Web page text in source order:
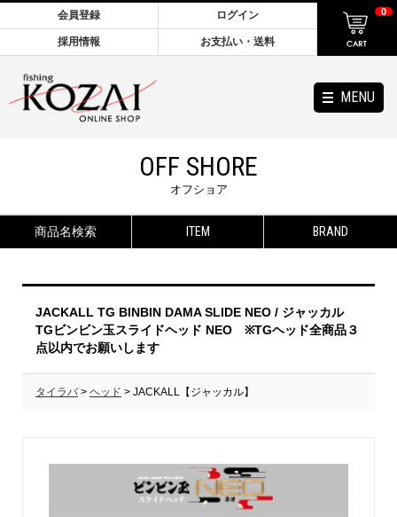
MENU
会員登録 ログイン
採用情報 お支払い・送料
0
OFF SHORE
オフショア
商品名検索 ITEM BRAND
JACKALL TG BINBIN DAMA SLIDE NEO / ジャッカル
TGビンビン玉スライドヘッド NEO ※TGヘッド全商品３
点以内でお願いします
タイラバ> ヘッド > JACKALL【ジャッカル】